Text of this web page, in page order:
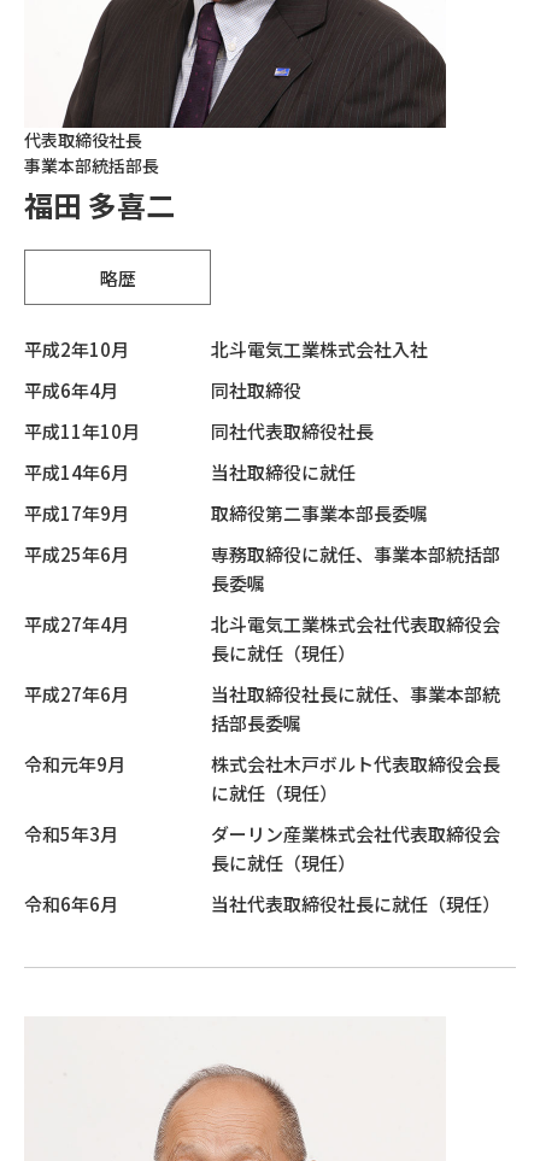
代表取締役社長
事業本部統括部長
福田 多喜二
略歴
平成2年10月
北斗電気工業株式会社入社
平成6年4月
同社取締役
平成11年10月
同社代表取締役社長
平成14年6月
当社取締役に就任
平成17年9月
取締役第二事業本部長委嘱
平成25年6月
専務取締役に就任、事業本部統括部
長委嘱
平成27年4月
北斗電気工業株式会社代表取締役会
長に就任（現任）
平成27年6月
当社取締役社長に就任、事業本部統
括部長委嘱
令和元年9月
株式会社木戸ボルト代表取締役会長
に就任（現任）
令和5年3月
ダーリン産業株式会社代表取締役会
長に就任（現任）
令和6年6月
当社代表取締役社長に就任（現任）